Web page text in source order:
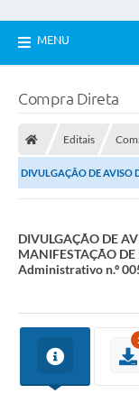
MENU
Compra Direta
Editais
DIVULGAÇÃO DE AVISO
DIVULGAÇÃO DE
MANIFESTAÇÃO DE
Administrativo n.º